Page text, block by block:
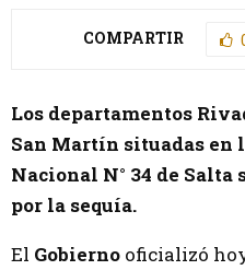
COMPARTIR
Los departamentos
San Martín situadas en
Nacional N° 34 de Salta
por la sequía.
El Gobierno oficializó